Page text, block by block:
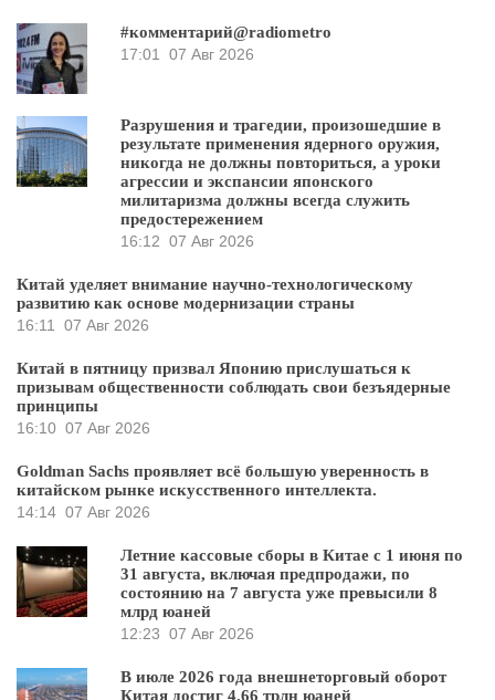
#комментарий@radiometro
17:01
07 Авг 2026
Разрушения и трагедии, произошедшие в
результате применения ядерного оружия,
никогда не должны повториться, а уроки
агрессии и экспансии японского
милитаризма должны всегда служить
предостережением
16:12 07 Авг 2026
Китай уделяет внимание научно-технологическому
развитию как основе модернизации страны
16:11
07 Авг 2026
Китай в пятницу призвал Японию прислушаться к
призывам общественности соблюдать свои безъядерные
принципы
16:10 07 Авг 2026
Goldman Sachs проявляет всё большую уверенность в
китайском рынке искусственного интеллекта.
14:14 07 Авг 2026
Летние кассовые сборы в Китае с 1 июня по
31 августа, включая предпродажи, по
состоянию на 7 августа уже превысили 8
млрд юаней
12:23 07 Авг 2026
В июле 2026 года внешнеторговый оборот
Китая достиг 4,66 трлн юаней